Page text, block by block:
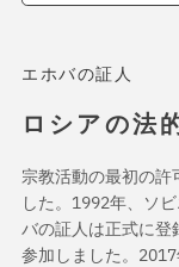
エホバの証人
ロシアの法
宗教活動の最初の許
した。1992年、ソ
バの証人は正式に登
参加しました。